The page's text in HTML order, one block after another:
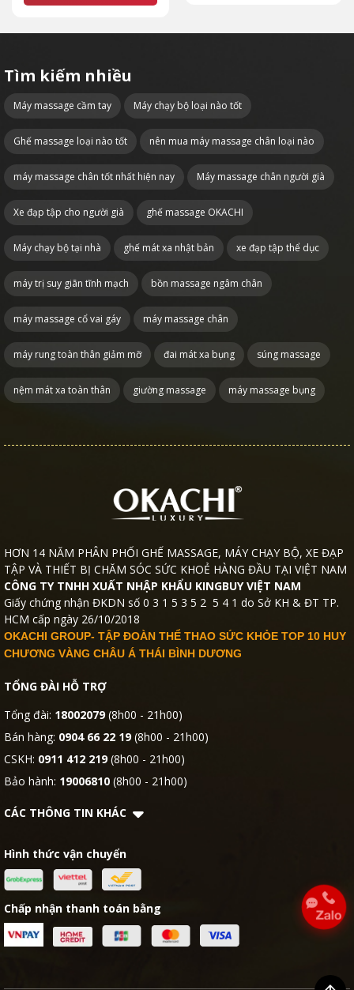
Tìm kiếm nhiều
Máy massage cầm tay Máy chạy bộ loại nào tốt
Ghế massage loại nào tốt nên mua máy massage chân loại nào
máy massage chân tốt nhất hiện nay Máy massage chân người già
Xe đạp tập cho người già ghế massage OKACHI
Máy chạy bộ tại nhà ghế mát xa nhật bản xe đạp tập thể dục
máy trị suy giãn tĩnh mạch bồn massage ngâm chân
máy massage cổ vai gáy máy massage chân
máy rung toàn thân giảm mỡ đai mát xa bụng súng massage
nệm mát xa toàn thân giường massage máy massage bụng
HƠN 14 NĂM PHÂN PHỐI GHẾ MASSAGE, MÁY CHẠY BỘ, XE ĐẠP
TẬP VÀ THIẾT BỊ CHĂM SÓC SỨC KHOẺ HÀNG ĐẦU TẠI VIỆT NAM
CÔNG TY TNHH XUẤT NHẬP KHẨU KINGBUY VIỆT NAM
Giấy chứng nhận ĐKDN số 0 3 1 5 3 5 2 5 4 1 do Sở KH & ĐT TP.
HCM cấp ngày 26/10/2018
OKACHI GROUP- TẬP ĐOÀN THỂ THAO SỨC KHỎE TOP 10 HUY
CHƯƠNG VÀNG CHÂU Á THÁI BÌNH DƯƠNG
TỔNG ĐÀI HỖ TRỢ
Tổng đài: 18002079(8h00 - 21h00)
Bán hàng: 0904 66 22 19(8h00 - 21h00)
CSKH: 0911 412 219(8h00 - 21h00)
Bảo hành: 19006810 (8h00 - 21h00)
CÁC THÔNG TIN KHÁC
Hình thức vận chuyển
Chấp nhận thanh toán bằng